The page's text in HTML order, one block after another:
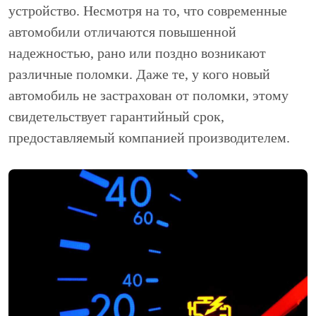
устройство. Несмотря на то, что современные
автомобили отличаются повышенной
надежностью, рано или поздно возникают
различные поломки. Даже те, у кого новый
автомобиль не застрахован от поломки, этому
свидетельствует гарантийный срок,
предоставляемый компанией производителем.